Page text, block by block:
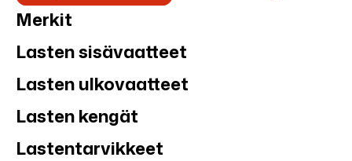
Merkit
Lasten sisävaatteet
Lasten ulkovaatteet
Lasten kengät
Lastentarvikkeet